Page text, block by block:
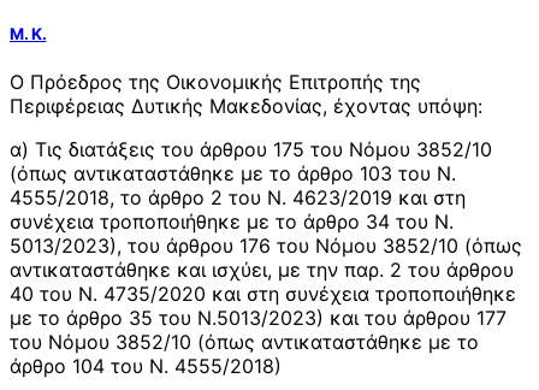
Μ. Κ.
Ο Πρόεδρος της Οικονομικής Επιτροπής της
Περιφέρειας Δυτικής Μακεδονίας, έχοντας υπόψη:
α) Τις διατάξεις του άρθρου 175 του Νόμου 3852/10
(όπως αντικαταστάθηκε με το άρθρο 103 του Ν.
4555/2018, το άρθρο 2 του Ν. 4623/2019 και στη
συνέχεια τροποποιήθηκε με το άρθρο 34 του Ν.
5013/2023), του άρθρου 176 του Νόμου 3852/10 (όπως
αντικαταστάθηκε και ισχύει, με την παρ. 2 του άρθρου
40 του Ν. 4735/2020 και στη συνέχεια τροποποιήθηκε
με το άρθρο 35 του Ν.5013/2023) και του άρθρου 177
του Νόμου 3852/10 (όπως αντικαταστάθηκε με το
άρθρο 104 του Ν. 4555/2018)